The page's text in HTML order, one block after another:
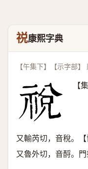
祱康熙字典
【午集下】【示字部
【
又輸芮切，音稅。【
又魯外切，音酹。門